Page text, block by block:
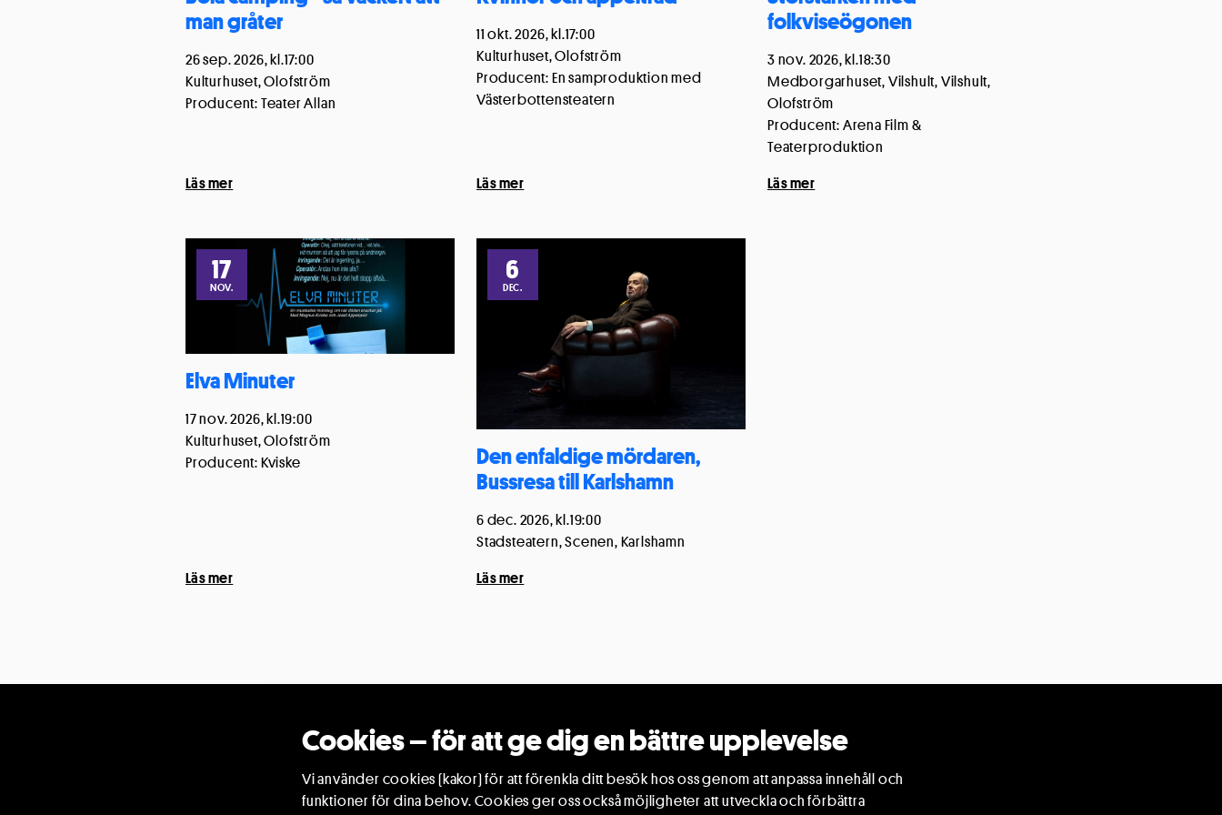
Tillåt alla cookies
man gråter
26 sep. 2026, kl.17:00
Kulturhuset, Olofström
Producent: Teater Allan
Läs mer
11 okt. 2026, kl.17:00
Kulturhuset, Olofström
Producent: En samproduktion med
Västerbottensteatern
Läs mer
folkviseögonen
3 nov. 2026, kl.18:30
Medborgarhuset, Vilshult, Vilshult,
Olofström
Producent: Arena Film &
Teaterproduktion
Läs mer
17
NOV.
Elva Minuter
17 nov. 2026, kl.19:00
Kulturhuset, Olofström
Producent: Kviske
Läs mer
6
DEC.
Den enfaldige mördaren,
Bussresa till Karlshamn
6 dec. 2026, kl.19:00
Stadsteatern, Scenen, Karlshamn
Läs mer
Bli medlem i